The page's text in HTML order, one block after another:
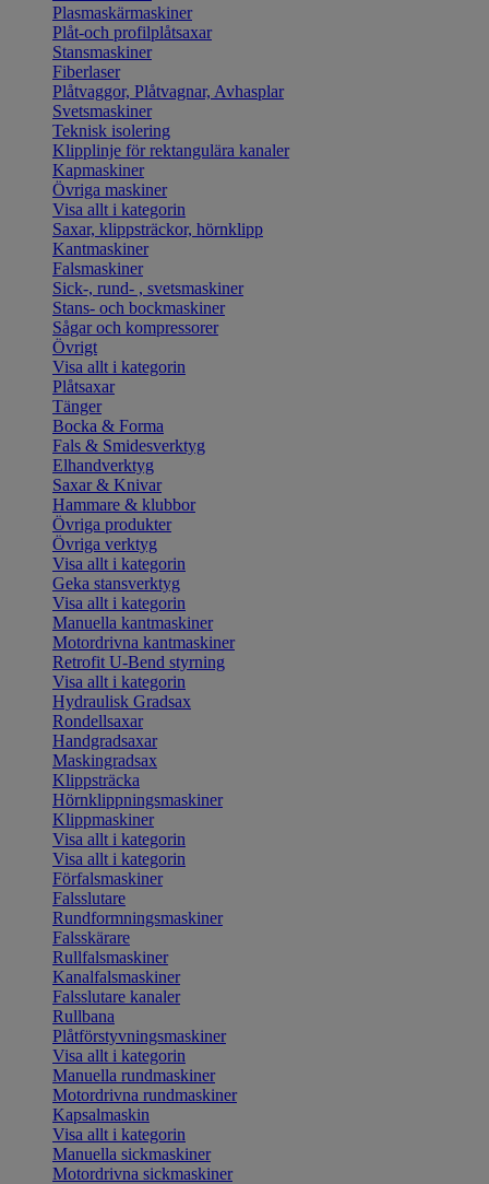
Plasmaskärmaskiner
Plåt-och profilplåtsaxar
Stansmaskiner
Fiberlaser
Plåtvaggor, Plåtvagnar, Avhasplar
Svetsmaskiner
Teknisk isolering
Klipplinje för rektangulära kanaler
Kapmaskiner
Övriga maskiner
Visa allt i kategorin
Saxar, klippsträckor, hörnklipp
Kantmaskiner
Falsmaskiner
Sick-, rund- , svetsmaskiner
Stans- och bockmaskiner
Sågar och kompressorer
Övrigt
Visa allt i kategorin
Plåtsaxar
Tänger
Bocka & Forma
Fals & Smidesverktyg
Elhandverktyg
Saxar & Knivar
Hammare & klubbor
Övriga produkter
Övriga verktyg
Visa allt i kategorin
Geka stansverktyg
Visa allt i kategorin
Manuella kantmaskiner
Motordrivna kantmaskiner
Retrofit U-Bend styrning
Visa allt i kategorin
Hydraulisk Gradsax
Rondellsaxar
Handgradsaxar
Maskingradsax
Klippsträcka
Hörnklippningsmaskiner
Klippmaskiner
Visa allt i kategorin
Visa allt i kategorin
Förfalsmaskiner
Falsslutare
Rundformningsmaskiner
Falsskärare
Rullfalsmaskiner
Kanalfalsmaskiner
Falsslutare kanaler
Rullbana
Plåtförstyvningsmaskiner
Visa allt i kategorin
Manuella rundmaskiner
Motordrivna rundmaskiner
Kapsalmaskin
Visa allt i kategorin
Manuella sickmaskiner
Motordrivna sickmaskiner